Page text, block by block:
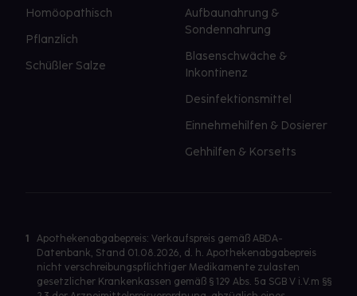
Homöopathisch
Pflanzlich
Schüßler Salze
Aufbaunahrung &
Sondennahrung
Blasenschwäche &
Inkontinenz
Desinfektionsmittel
Einnehmehilfen & Dosierer
Gehhilfen & Korsetts
1
Apothekenabgabepreis: Verkaufspreis gemäß ABDA-
Datenbank, Stand 01.08.2026, d. h. Apothekenabgabepreis
nicht verschreibungspflichtiger Medikamente zulasten
gesetzlicher Krankenkassen gemäß § 129 Abs. 5a SGB V i.V.m §§